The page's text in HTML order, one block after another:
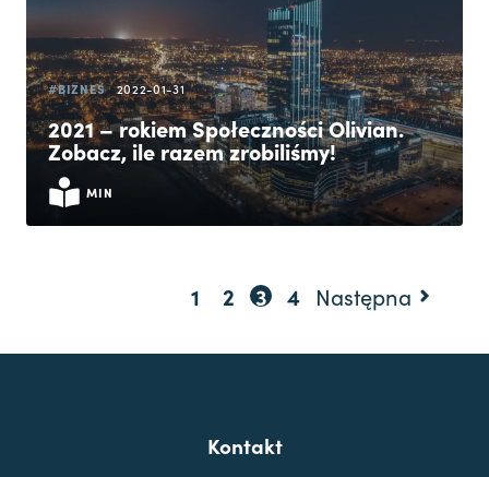
#BIZNES 2022-01-31
2021 – rokiem Społeczności Olivian.
Zobacz, ile razem zrobiliśmy!
MIN
1 2 3 4 Następna
Kontakt